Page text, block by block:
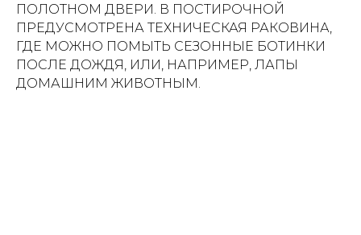
ПОЛОТНОМ ДВЕРИ. В ПОСТИРОЧНОЙ
ПРЕДУСМОТРЕНА ТЕХНИЧЕСКАЯ РАКОВИНА,
ГДЕ МОЖНО ПОМЫТЬ СЕЗОННЫЕ БОТИНКИ
ПОСЛЕ ДОЖДЯ, ИЛИ, НАПРИМЕР, ЛАПЫ
ДОМАШНИМ ЖИВОТНЫМ.